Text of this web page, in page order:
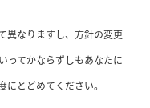
異なりますし、方針の変更
ってかならずしもあなたに
とどめてください。